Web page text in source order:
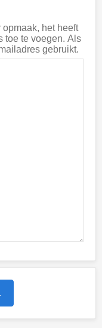
het heeft
toe te voegen. Als
gebruikt.